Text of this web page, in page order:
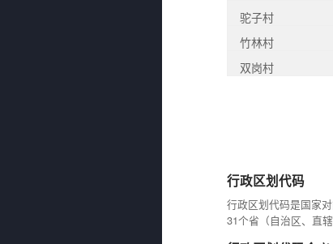
驼子村
竹林村
双岗村
行政区划代码
行政区划代码是国家
31个省（自治区、直